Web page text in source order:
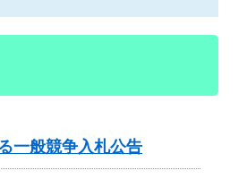
一般競争入札公告